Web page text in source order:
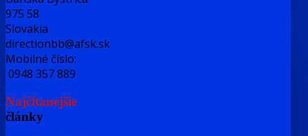
975 58
Slovakia
directionbb@afsk.sk
Mobilné číslo:
0948 357 889
Najčítanejšie
články